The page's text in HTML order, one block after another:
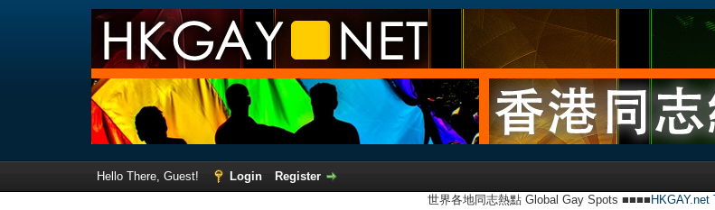
Hello There, Guest! Login
Register
世界各地同志熱點 Global Gay Spots ■■■■ HKGAY.net